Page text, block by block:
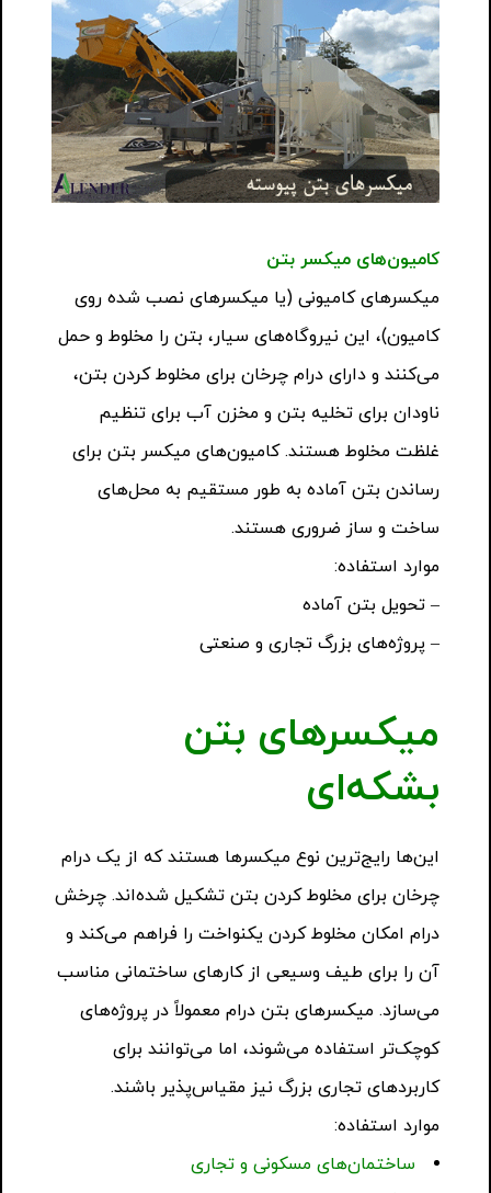
کامیون‌های میکسر بتن
میکسرهای کامیونی (یا میکسرهای نصب شده روی
کامیون)، این نیروگاه‌های سیار، بتن را مخلوط و حمل
می‌کنند و دارای درام چرخان برای مخلوط کردن بتن،
ناودان برای تخلیه بتن و مخزن آب برای تنظیم
غلظت مخلوط هستند. کامیون‌های میکسر بتن برای
رساندن بتن آماده به طور مستقیم به محل‌های
ساخت و ساز ضروری هستند.
موارد استفاده:
– تحویل بتن آماده
– پروژه‌های بزرگ تجاری و صنعتی
میکسرهای بتن
بشکه‌ای
این‌ها رایج‌ترین نوع میکسرها هستند که از یک درام
چرخان برای مخلوط کردن بتن تشکیل شده‌اند. چرخش
درام امکان مخلوط کردن یکنواخت را فراهم می‌کند و
آن را برای طیف وسیعی از کارهای ساختمانی مناسب
می‌سازد. میکسرهای بتن درام معمولاً در پروژه‌های
کوچک‌تر استفاده می‌شوند، اما می‌توانند برای
کاربردهای تجاری بزرگ نیز مقیاس‌پذیر باشند.
موارد استفاده:
ساختمان‌های مسکونی و تجاری